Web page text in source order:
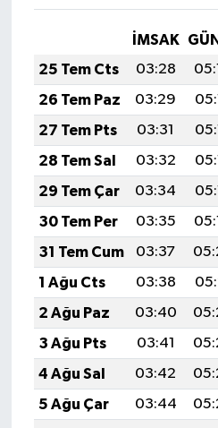
İMSAK
25 Tem Cts
03:28
26 Tem Paz
03:29
27 Tem Pts
03:31
28 Tem Sal
03:32
29 Tem Çar
03:34
30 Tem Per
03:35
31 Tem Cum
03:37
1 Ağu Cts
03:38
2 Ağu Paz
03:40
3 Ağu Pts
03:41
4 Ağu Sal
03:42
5 Ağu Çar
03:44